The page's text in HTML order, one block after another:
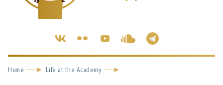
Home Life at the Academy